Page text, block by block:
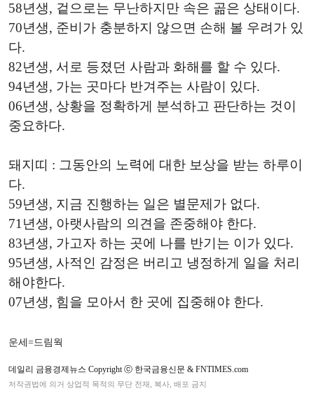
58년생, 겉으로는 무난하지만 속은 곪은 상태이다.
70년생, 준비가 충분하지 않으면 손해 볼 우려가 있
다.
82년생, 서로 등졌던 사람과 화해를 할 수 있다.
94년생, 가는 곳마다 반겨주는 사람이 있다.
06년생, 상황을 정확하게 분석하고 판단하는 것이
중요하다.
돼지띠 : 그동안의 노력에 대한 보상을 받는 하루이
다.
59년생, 지금 진행하는 일은 별문제가 없다.
71년생, 아랫사람의 의견을 존중해야 한다.
83년생, 가고자 하는 곳에 나를 반기는 이가 있다.
95년생, 사적인 감정은 버리고 냉정하게 일을 처리
해야한다.
07년생, 힘을 모아서 한 곳에 집중해야 한다.
운세=드림웍
데일리 금융경제뉴스 Copyright ⓒ 한국금융신문 & FNTIMES.com
저작권법에 의거 상업적 목적의 무단 전재, 복사, 배포 금지